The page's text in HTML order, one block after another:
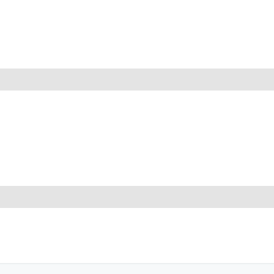
اخیر را نیز پوشش می‌دهد. پاسخنامهٔ کلیدی و تشریحی